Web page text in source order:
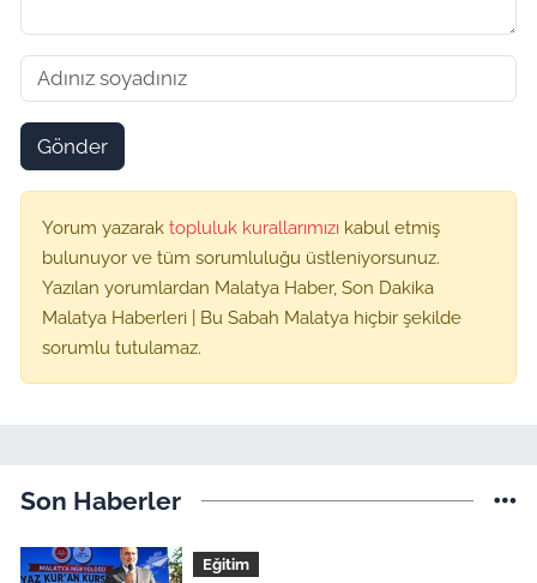
Gönder
Yorum yazarak topluluk kurallarımızı kabul etmiş
bulunuyor ve tüm sorumluluğu üstleniyorsunuz.
Yazılan yorumlardan Malatya Haber, Son Dakika
Malatya Haberleri | Bu Sabah Malatya hiçbir şekilde
sorumlu tutulamaz.
Son Haberler
Eğitim